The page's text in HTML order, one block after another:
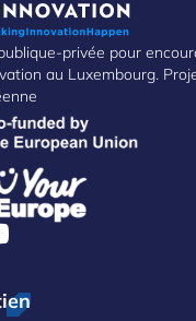
privée pour
au Luxembourg.